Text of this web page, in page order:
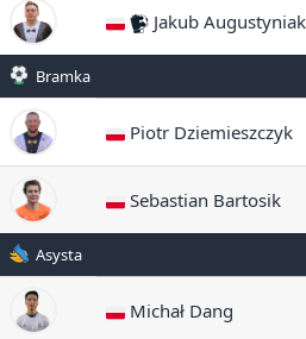
Jakub Augustyniak
Bramka
Piotr Dziemieszczyk
Sebastian Bartosik
Asysta
Michał Dang